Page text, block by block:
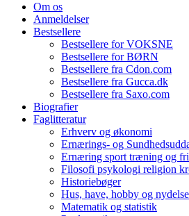
Om os
Anmeldelser
Bestsellere
Bestsellere for VOKSNE
Bestsellere for BØRN
Bestsellere fra Cdon.com
Bestsellere fra Gucca.dk
Bestsellere fra Saxo.com
Biografier
Faglitteratur
Erhverv og økonomi
Ernærings- og
Ernæring sport træning og
Filosofi psykologi religion
Historiebøger
Hus, have, hobby og
Matematik og statistik